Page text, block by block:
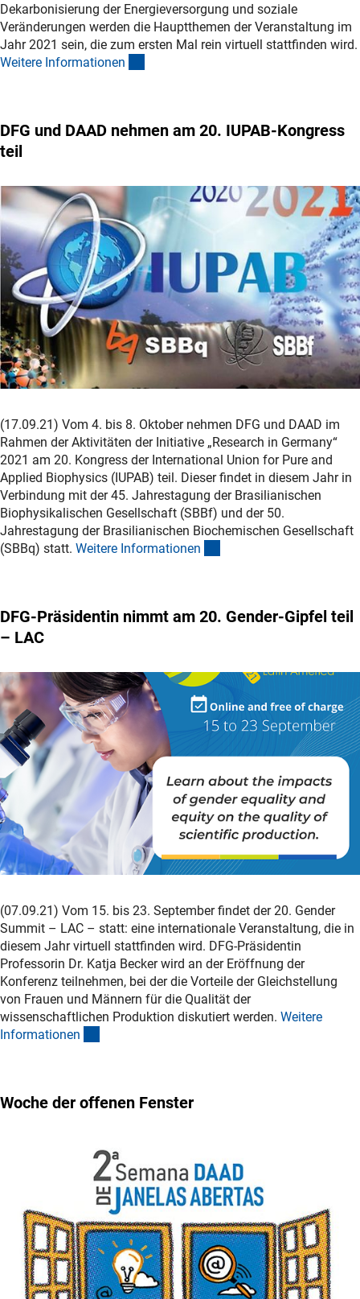
Dekarbonisierung der Energieversorgung und soziale
Veränderungen werden die Hauptthemen der Veranstaltung im
Jahr 2021 sein, die zum ersten Mal rein virtuell stattfinden wird.
Weitere Informationen
DFG und DAAD nehmen am 20. IUPAB-Kongress
teil
(17.09.21) Vom 4. bis 8. Oktober nehmen DFG und DAAD im
Rahmen der Aktivitäten der Initiative „Research in Germany“
2021 am 20. Kongress der International Union for Pure and
Applied Biophysics (IUPAB) teil. Dieser findet in diesem Jahr in
Verbindung mit der 45. Jahrestagung der Brasilianischen
Biophysikalischen Gesellschaft (SBBf) und der 50.
Jahrestagung der Brasilianischen Biochemischen Gesellschaft
(SBBq) statt. Weitere Informationen
DFG-Präsidentin nimmt am 20. Gender-Gipfel teil
– LAC
(07.09.21) Vom 15. bis 23. September findet der 20. Gender
Summit – LAC – statt: eine internationale Veranstaltung, die in
diesem Jahr virtuell stattfinden wird. DFG-Präsidentin
Professorin Dr. Katja Becker wird an der Eröffnung der
Konferenz teilnehmen, bei der die Vorteile der Gleichstellung
von Frauen und Männern für die Qualität der
wissenschaftlichen Produktion diskutiert werden. Weitere
Informationen
Woche der offenen Fenster